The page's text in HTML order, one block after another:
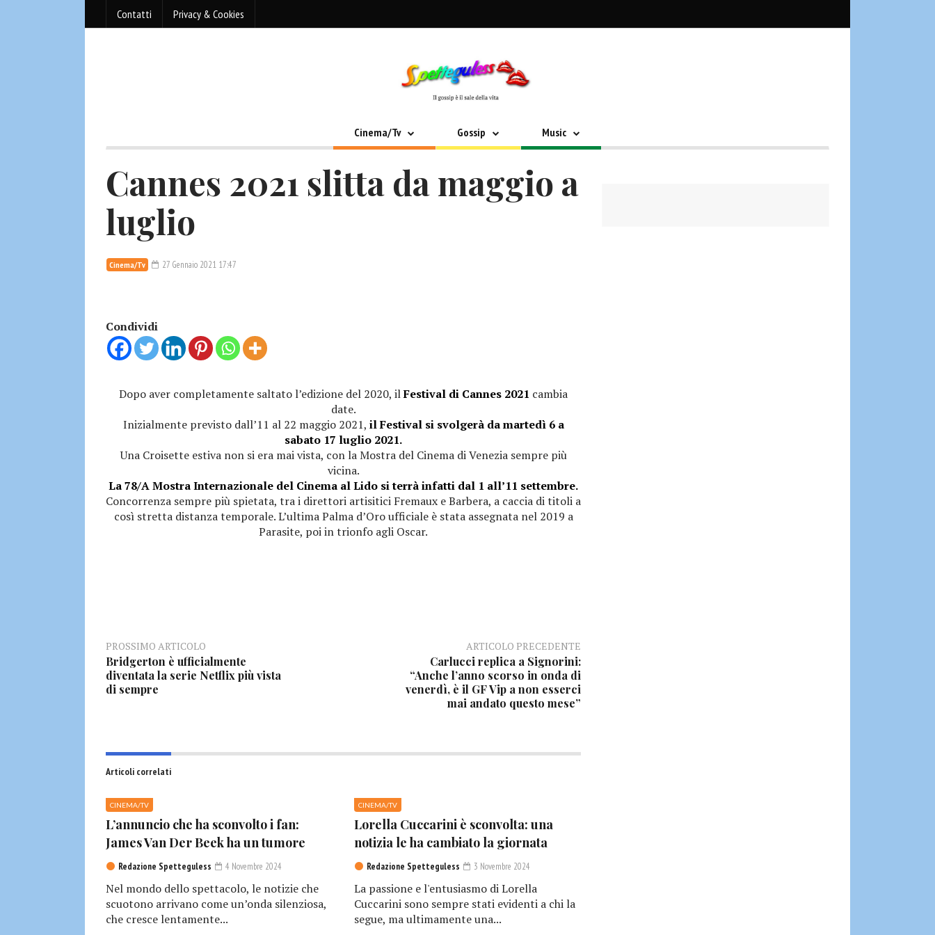
Contatti Privacy & Cookies
Cinema/Tv Gossip Music
Cannes 2021 slitta da maggio a
luglio
Cinema/Tv 27 Gennaio 2021 17:47
Condividi
Dopo aver completamente saltato l’edizione del 2020, ilFestival di Cannes 2021 cambia
date.
Inizialmente previsto dall’11 al 22 maggio 2021, il Festival si svolgerà da martedì 6 a
sabato 17 luglio 2021.
Una Croisette estiva non si era mai vista, con la Mostra del Cinema di Venezia sempre più
vicina.
La 78/A Mostra Internazionale del Cinema al Lido si terrà infatti dal 1 all’11 settembre.
Concorrenza sempre più spietata, tra i direttori artisitici Fremaux e Barbera, a caccia di titoli a
così stretta distanza temporale. L’ultima Palma d’Oro ufficiale è stata assegnata nel 2019 a
Parasite, poi in trionfo agli Oscar.
PROSSIMO ARTICOLO
Bridgerton è ufficialmente
diventata la serie Netflix più vista
di sempre
ARTICOLO PRECEDENTE
Carlucci replica a Signorini:
“Anche l’anno scorso in onda di
venerdì, è il GF Vip a non esserci
mai andato questo mese”
Articoli correlati
CINEMA/TV
L’annuncio che ha sconvolto i fan:
James Van Der Beek ha un tumore
Redazione Spetteguless 4 Novembre 2024
Nel mondo dello spettacolo, le notizie che
scuotono arrivano come un’onda silenziosa,
che cresce lentamente...
CINEMA/TV
Lorella Cuccarini è sconvolta: una
notizia le ha cambiato la giornata
Redazione Spetteguless 3 Novembre 2024
La passione e l'entusiasmo di Lorella
Cuccarini sono sempre stati evidenti a chi la
segue, ma ultimamente una...